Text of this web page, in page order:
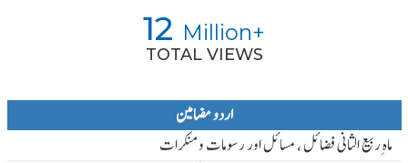
12 Million+
TOTAL VIEWS
اردو مضامین
ماہ ِربیع الثانی فضائل ، مسائل اور رسومات و منکرات